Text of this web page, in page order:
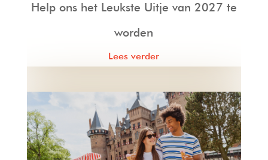
Help ons het Leukste Uitje van 2027 te
worden
Lees verder